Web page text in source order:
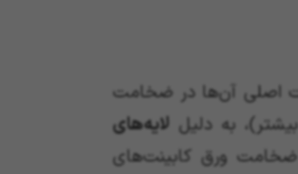
اصلی آن‌ها در ضخامت
به دلیل لایه‌های
ضخامت ورق کابینت‌های